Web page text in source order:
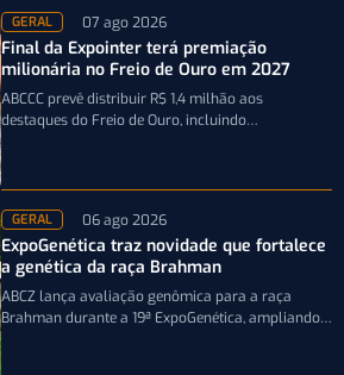
GERAL 07 ago 2026
Final da Expointer terá premiação
milionária no Freio de Ouro em 2027
ABCCC prevê distribuir R$ 1,4 milhão aos
destaques do Freio de Ouro, incluindo
GERAL 06 ago 2026
ExpoGenética traz novidade que fortalece
a genética da raça Brahman
ABCZ lança avaliação genômica para a raça
Brahman durante a 19ª ExpoGenética, ampliando a